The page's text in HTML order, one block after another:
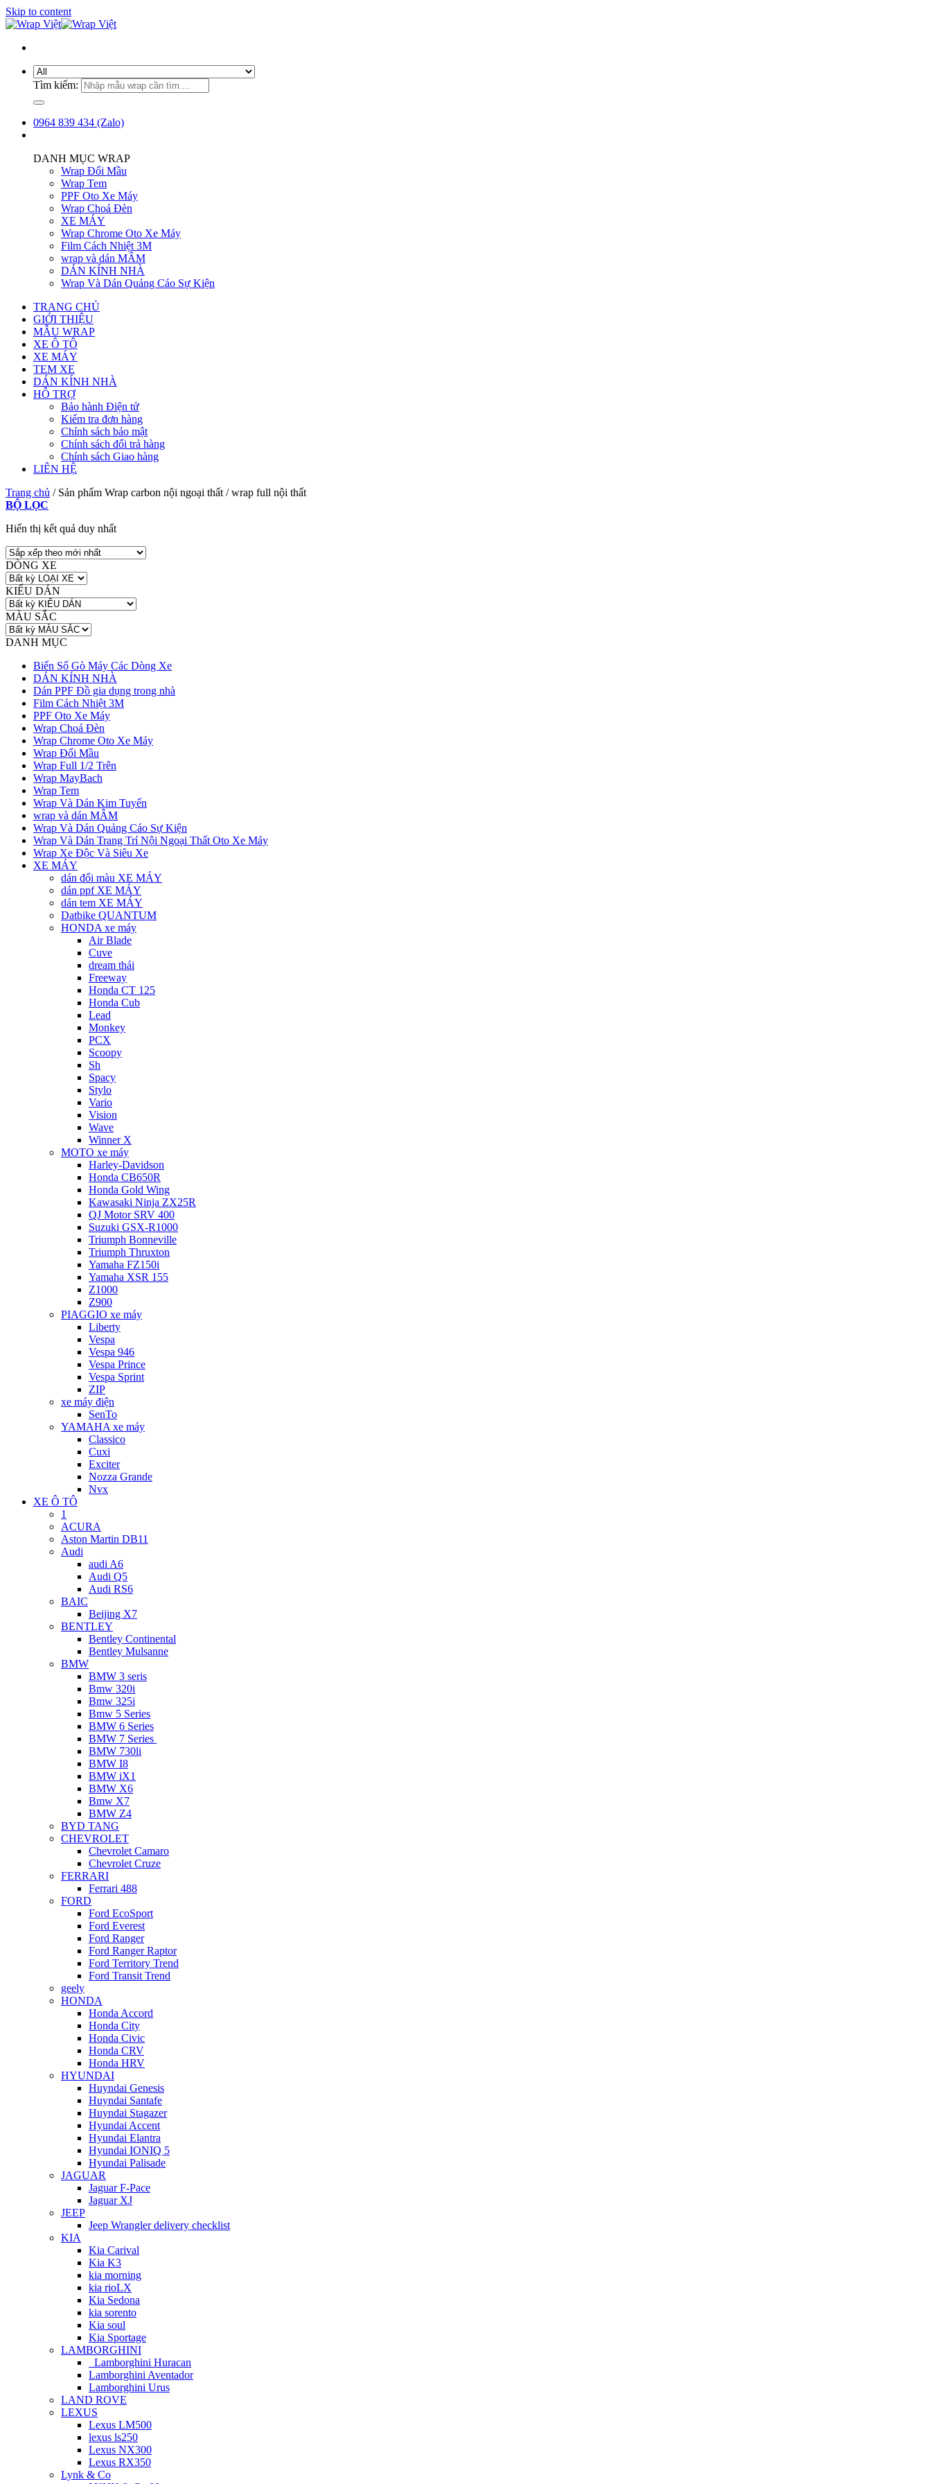
Skip to content
Tìm kiếm:
0964 839 434 (Zalo)
DANH MỤC WRAP
Wrap Đổi Mầu
Wrap Tem
PPF Oto Xe Máy
Wrap Choá Đèn
XE MÁY
Wrap Chrome Oto Xe Máy
Film Cách Nhiệt 3M
wrap và dán MÂM
DÁN KÍNH NHÀ
Wrap Và Dán Quảng Cáo Sự Kiện
TRANG CHỦ
GIỚI THIỆU
MẪU WRAP
XE Ô TÔ
XE MÁY
TEM XE
DÁN KÍNH NHÀ
HỖ TRỢ
Bảo hành Điện tử
Kiểm tra đơn hàng
Chính sách bảo mật
Chính sách đổi trả hàng
Chính sách Giao hàng
LIÊN HỆ
Trang chủ /Sản phẩm Wrap carbon nội ngoại thất /wrap full nội thất
BỘ LỌC
Hiển thị kết quả duy nhất
DÒNG XE
KIỂU DÁN
MÀU SẮC
DANH MỤC
Biển Số Gò Máy Các Dòng Xe
DÁN KÍNH NHÀ
Dán PPF Đồ gia dụng trong nhà
Film Cách Nhiệt 3M
PPF Oto Xe Máy
Wrap Choá Đèn
Wrap Chrome Oto Xe Máy
Wrap Đổi Mầu
Wrap Full 1/2 Trên
Wrap MayBach
Wrap Tem
Wrap Và Dán Kim Tuyến
wrap và dán MÂM
Wrap Và Dán Quảng Cáo Sự Kiện
Wrap Và Dán Trang Trí Nội Ngoại Thất Oto Xe Máy
Wrap Xe Độc Và Siêu Xe
XE MÁY
dán đổi màu XE MÁY
dán ppf XE MÁY
dán tem XE MÁY
Datbike QUANTUM
HONDA xe máy
Air Blade
Cuve
dream thái
Freeway
Honda CT 125
Honda Cub
Lead
Monkey
PCX
Scoopy
Sh
Spacy
Stylo
Vario
Vision
Wave
Winner X
MOTO xe máy
Harley-Davidson
Honda CB650R
Honda Gold Wing
Kawasaki Ninja ZX25R
QJ Motor SRV 400
Suzuki GSX-R1000
Triumph Bonneville
Triumph Thruxton
Yamaha FZ150i
Yamaha XSR 155
Z1000
Z900
PIAGGIO xe máy
Liberty
Vespa
Vespa 946
Vespa Prince
Vespa Sprint
ZIP
xe máy điện
SenTo
YAMAHA xe máy
Classico
Cuxi
Exciter
Nozza Grande
Nvx
XE Ô TÔ
1
ACURA
Aston Martin DB11
Audi
audi A6
Audi Q5
Audi RS6
BAIC
Beijing X7
BENTLEY
Bentley Continental
Bentley Mulsanne
BMW
BMW 3 seris
Bmw 320i
Bmw 325i
Bmw 5 Series
BMW 6 Series
BMW 7 Series
BMW 730li
BMW I8
BMW iX1
BMW X6
Bmw X7
BMW Z4
BYD TANG
CHEVROLET
Chevrolet Camaro
Chevrolet Cruze
FERRARI
Ferrari 488
FORD
Ford EcoSport
Ford Everest
Ford Ranger
Ford Ranger Raptor
Ford Territory Trend
Ford Transit Trend
geely
HONDA
Honda Accord
Honda City
Honda Civic
Honda CRV
Honda HRV
HYUNDAI
Huyndai Genesis
Huyndai Santafe
Huyndai Stagazer
Hyundai Accent
Hyundai Elantra
Hyundai IONIQ 5
Hyundai Palisade
JAGUAR
Jaguar F-Pace
Jaguar XJ
JEEP
Jeep Wrangler delivery checklist
KIA
Kia Carival
Kia K3
kia morning
kia rioLX
Kia Sedona
kia sorento
Kia soul
Kia Sportage
LAMBORGHINI
Lamborghini Huracan
Lamborghini Aventador
Lamborghini Urus
LAND ROVE
LEXUS
Lexus LM500
lexus ls250
Lexus NX300
Lexus RX350
Lynk & Co